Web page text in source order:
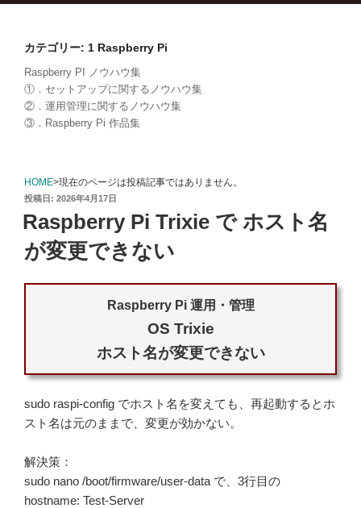
カテゴリー: 1 Raspberry Pi
Raspberry PI ノウハウ集
①．セットアップに関するノウハウ集
②．運用管理に関するノウハウ集
③．Raspberry Pi 作品集
HOME>現在のページは投稿記事ではありません。
投
日:
2026年4月17日
Raspberry Pi Trixie で ホスト名
が変更できない
Raspberry Pi 運用・管理
OS Trixie
ホスト名が変更できない
sudo raspi-config でホスト名を変えても、再起動するとホ
スト名は元のままで、変更が効かない。
解決策：
sudo nano /boot/firmware/user-data で、3行目の
hostname: Test-Server